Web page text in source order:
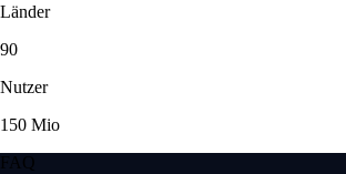
Länder
90
Nutzer
150 Mio
FAQ